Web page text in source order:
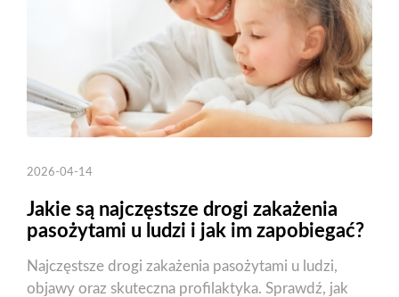
2026-04-14
Jakie są najczęstsze drogi zakażenia
pasożytami u ludzi i jak im zapobiegać?
Najczęstsze drogi zakażenia pasożytami u ludzi,
objawy oraz skuteczna profilaktyka. Sprawdź, jak